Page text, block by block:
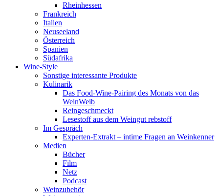
Rheinhessen
Frankreich
Italien
Neuseeland
Österreich
Spanien
Südafrika
Wine-Style
Sonstige interessante Produkte
Kulinarik
Das Food-Wine-Pairing des Monats von das
WeinWeib
Reingeschmeckt
Lesestoff aus dem Weingut rebstoff
Im Gespräch
Experten-Extrakt – intime Fragen an Weinkenner
Medien
Bücher
Film
Netz
Podcast
Weinzubehör